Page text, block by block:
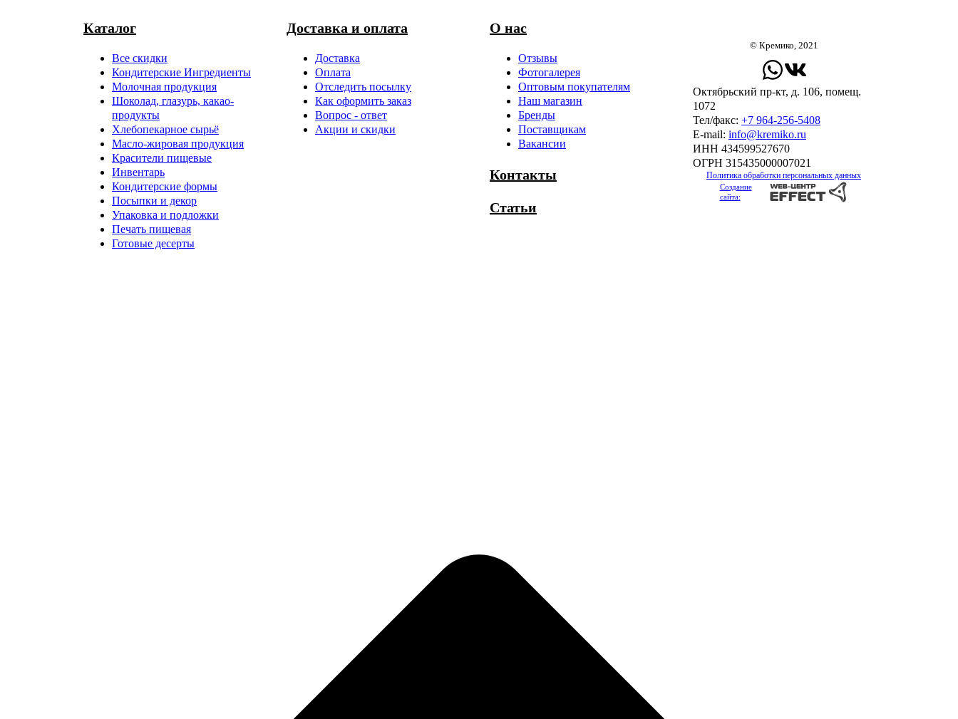
Каталог
Все скидки
Кондитерские Ингредиенты
Молочная продукция
Шоколад, глазурь, какао-
продукты
Хлебопекарное сырьё
Масло-жировая продукция
Красители пищевые
Инвентарь
Кондитерские формы
Посыпки и декор
Упаковка и подложки
Печать пищевая
Готовые десерты
Доставка и оплата
Доставка
Оплата
Отследить посылку
Как оформить заказ
Вопрос - ответ
Акции и скидки
О нас
Отзывы
Фотогалерея
Оптовым покупателям
Наш магазин
Бренды
Поставщикам
Вакансии
Контакты
Статьи
© Кремико, 2021
Октябрьский пр-кт, д. 106, помещ.
1072
Тел/факс: +7 964-256-5408
Е-mail: info@kremiko.ru
ИНН 434599527670
ОГРН 315435000007021
Политика обработки персональных данных
Создание
сайта: